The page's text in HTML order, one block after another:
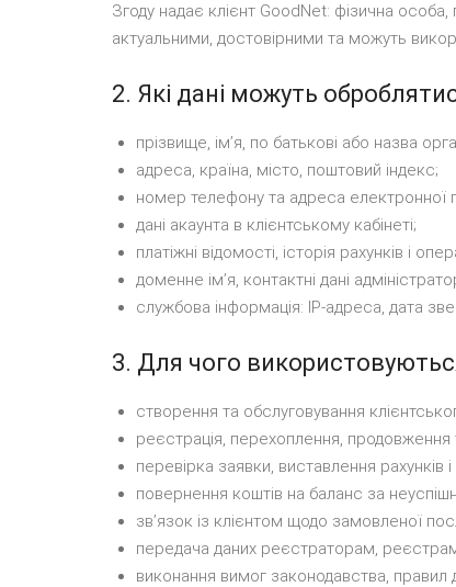
Згоду надає клієнт GoodNet: фізична
актуальними, достовірними та можуть
2. Які дані можуть
прізвище, імʼя, по батькові або назва
адреса, країна, місто, поштовий індекс;
номер телефону та адреса електронної
дані акаунта в клієнтському кабінеті;
платіжні відомості, історія рахунків і
доменне імʼя, контактні дані
службова інформація: IP-адреса, дата
3. Для чого
створення та обслуговування
реєстрація, перехоплення, продовження
перевірка заявки, виставлення рахунків і
повернення коштів на баланс за
звʼязок із клієнтом щодо замовленої
передача даних реєстраторам,
виконання вимог законодавства, правил